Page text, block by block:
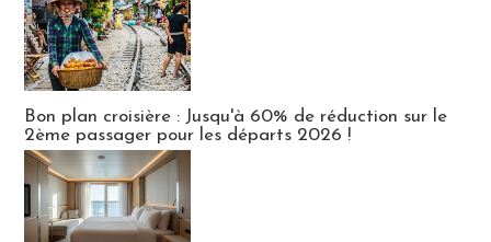
Bon plan croisière : Jusqu'à 60% de réduction sur le
2ème passager pour les départs 2026 !